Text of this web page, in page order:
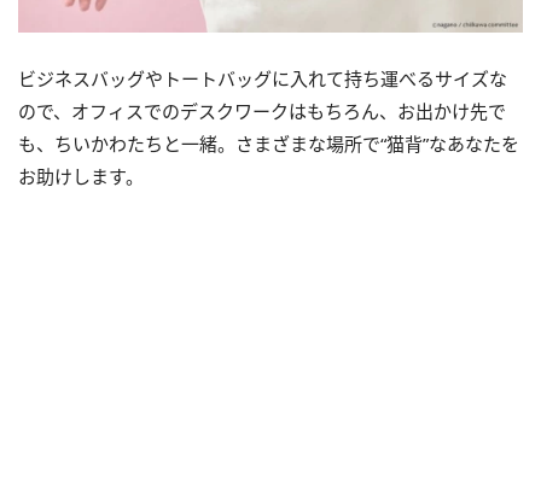
ビジネスバッグやトートバッグに入れて持ち運べるサイズな
ので、オフィスでのデスクワークはもちろん、お出かけ先で
も、ちいかわたちと一緒。さまざまな場所で“猫背”なあなたを
お助けします。